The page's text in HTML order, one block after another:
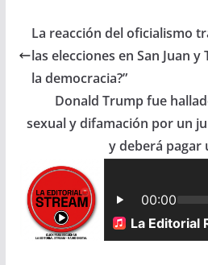
e
o
o
k
t
A
p
i
La reacción del oficialismo
las elecciones en San Juan y
la democracia?”
Donald Trump fue
sexual y difamación por un
y deberá pagar